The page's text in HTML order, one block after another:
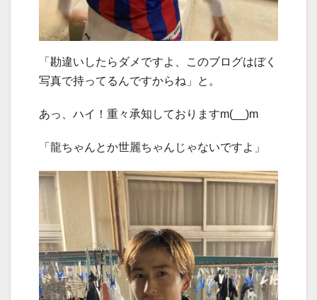
「勘違いしたらダメですよ、このブログはぼく
写真で持ってるんですからね」と。
あっ、ハイ！重々承知しておりますm(__)m
「龍ちゃんとか世麗ちゃんじゃないですよ」